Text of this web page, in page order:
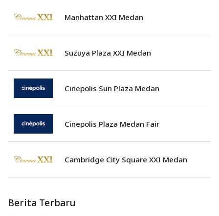
Manhattan XXI Medan
Suzuya Plaza XXI Medan
Cinepolis Sun Plaza Medan
Cinepolis Plaza Medan Fair
Cambridge City Square XXI Medan
Berita Terbaru